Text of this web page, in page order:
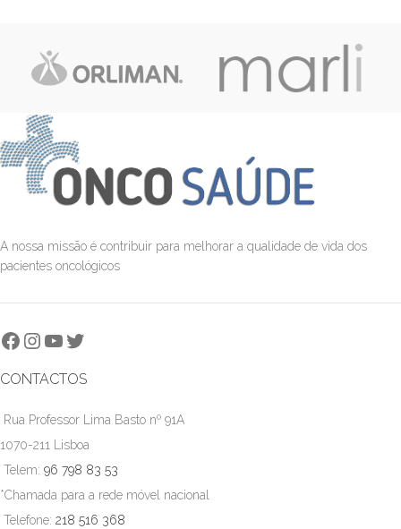
A nossa missão é contribuir para melhorar a qualidade de vida dos
pacientes oncológicos
CONTACTOS
Rua Professor Lima Basto nº 91A
1070-211 Lisboa
Telem: 96 798 83 53
*Chamada para a rede móvel nacional
Telefone: 218 516 368